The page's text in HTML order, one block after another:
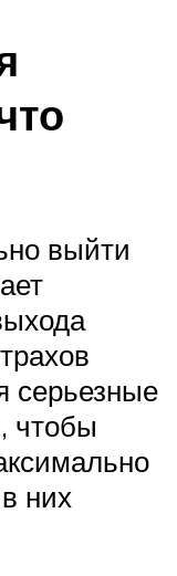
выйти
серьезные
чтобы
них